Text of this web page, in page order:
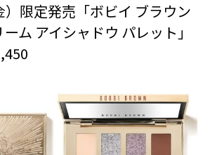
）限定発売「ボビイ ブラウン
ム アイシャドウ パレット」